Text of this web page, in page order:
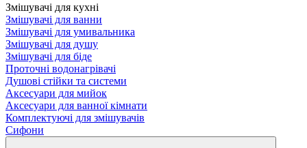
Змішувачі для кухні
Змішувачі для ванни
Змішувачі для умивальника
Змішувачі для душу
Змішувачі для біде
Проточні водонагрівачі
Душові стійки та системи
Аксесуари для мийок
Аксесуари для ванної кімнати
Комплектуючі для змішувачів
Сифони